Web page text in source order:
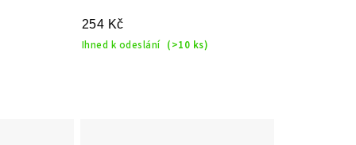
254 Kč
Ihned k odeslání (>10 ks)